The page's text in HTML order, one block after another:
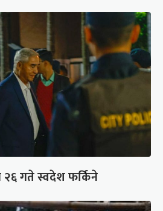
२६ गते स्वदेश फर्किने